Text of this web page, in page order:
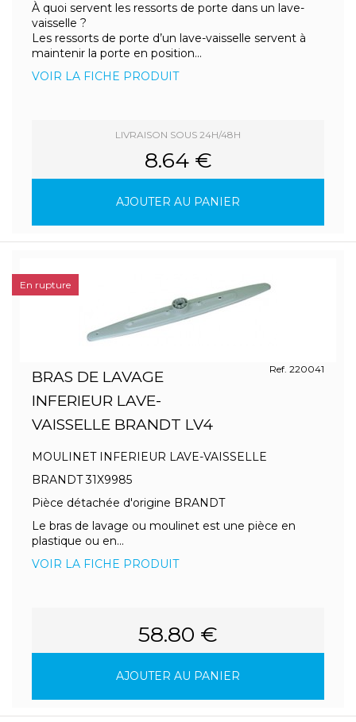
À quoi servent les ressorts de porte dans un lave-
vaisselle ?
Les ressorts de porte d’un lave-vaisselle servent à
maintenir la porte en position...
VOIR LA FICHE PRODUIT
LIVRAISON SOUS 24H/48H
8.64 €
AJOUTER AU PANIER
BRAS DE LAVAGE
INFERIEUR LAVE-
VAISSELLE BRANDT LV4
Ref. 220041
MOULINET INFERIEUR LAVE-VAISSELLE
BRANDT 31X9985
Pièce détachée d'origine BRANDT
Le bras de lavage ou moulinet est une pièce en
plastique ou en...
VOIR LA FICHE PRODUIT
58.80 €
AJOUTER AU PANIER
En rupture